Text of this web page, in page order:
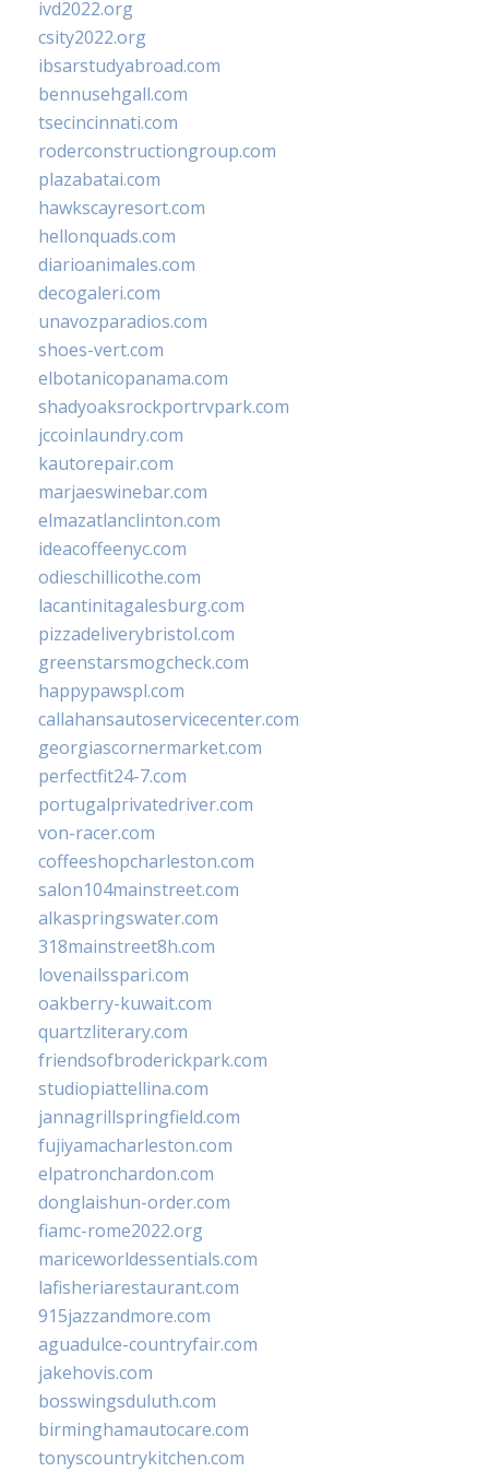
ivd2022.org
csity2022.org
ibsarstudyabroad.com
bennusehgall.com
tsecincinnati.com
roderconstructiongroup.com
plazabatai.com
hawkscayresort.com
hellonquads.com
diarioanimales.com
decogaleri.com
unavozparadios.com
shoes-vert.com
elbotanicopanama.com
shadyoaksrockportrvpark.com
jccoinlaundry.com
kautorepair.com
marjaeswinebar.com
elmazatlanclinton.com
ideacoffeenyc.com
odieschillicothe.com
lacantinitagalesburg.com
pizzadeliverybristol.com
greenstarsmogcheck.com
happypawspl.com
callahansautoservicecenter.com
georgiascornermarket.com
perfectfit24-7.com
portugalprivatedriver.com
von-racer.com
coffeeshopcharleston.com
salon104mainstreet.com
alkaspringswater.com
318mainstreet8h.com
lovenailsspari.com
oakberry-kuwait.com
quartzliterary.com
friendsofbroderickpark.com
studiopiattellina.com
jannagrillspringfield.com
fujiyamacharleston.com
elpatronchardon.com
donglaishun-order.com
fiamc-rome2022.org
mariceworldessentials.com
lafisheriarestaurant.com
915jazzandmore.com
aguadulce-countryfair.com
jakehovis.com
bosswingsduluth.com
birminghamautocare.com
tonyscountrykitchen.com